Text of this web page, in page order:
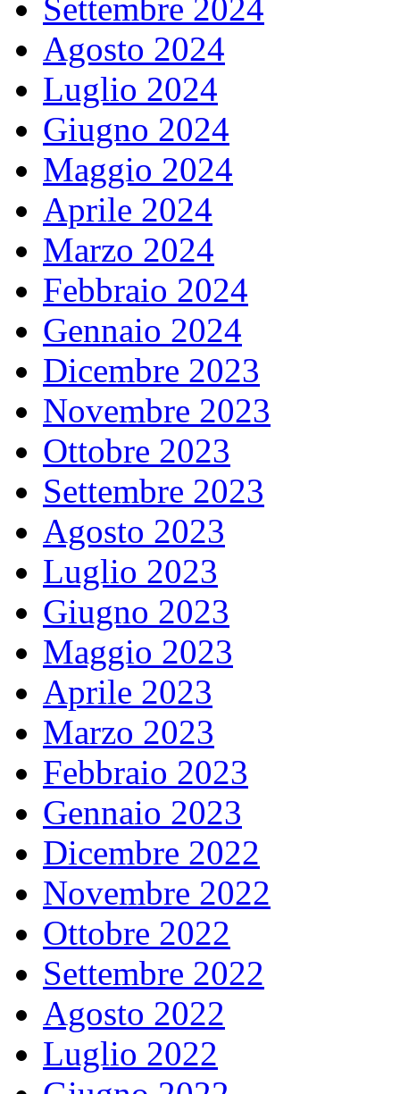
Settembre 2024
Agosto 2024
Luglio 2024
Giugno 2024
Maggio 2024
Aprile 2024
Marzo 2024
Febbraio 2024
Gennaio 2024
Dicembre 2023
Novembre 2023
Ottobre 2023
Settembre 2023
Agosto 2023
Luglio 2023
Giugno 2023
Maggio 2023
Aprile 2023
Marzo 2023
Febbraio 2023
Gennaio 2023
Dicembre 2022
Novembre 2022
Ottobre 2022
Settembre 2022
Agosto 2022
Luglio 2022